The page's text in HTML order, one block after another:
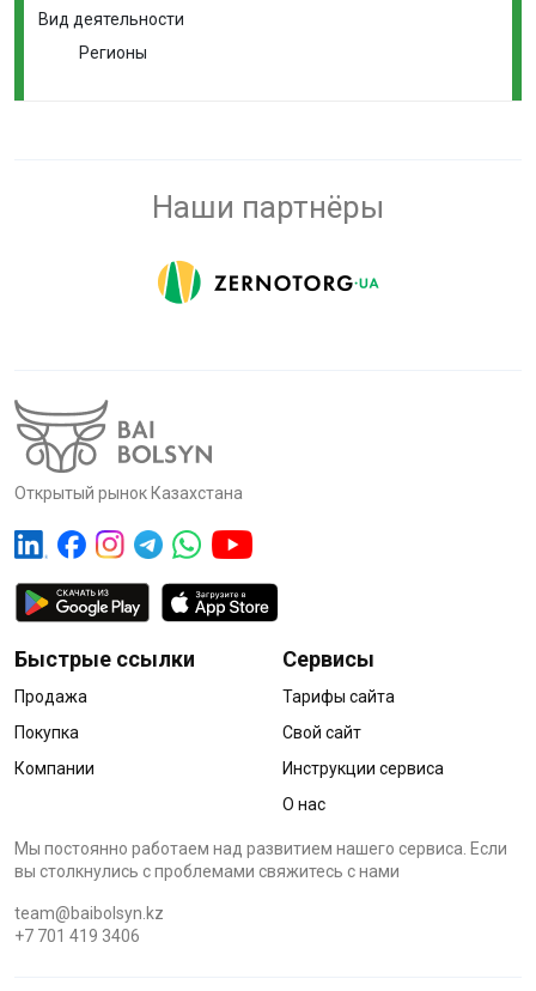
Вид деятельности
Регионы
Наши партнёры
Открытый рынок Казахстана
Быстрые ссылки
Продажа
Покупка
Компании
Сервисы
Тарифы сайта
Свой сайт
Инструкции сервиса
О нас
Мы постоянно работаем над развитием нашего сервиса. Если
вы столкнулись с проблемами cвяжитесь с нами
team@baibolsyn.kz
+7 701 419 3406